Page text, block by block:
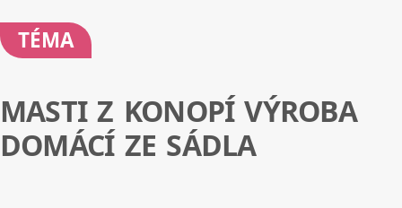
TÉMA
MASTI Z KONOPÍ VÝROBA
DOMÁCÍ ZE SÁDLA